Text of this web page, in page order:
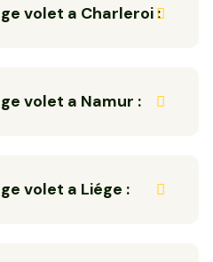
volet a Charleroi :
volet a Namur :
volet a Liége :